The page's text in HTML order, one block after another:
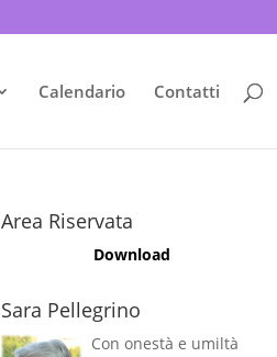
Calendario Contatti
Area Riservata
Download
Sara Pellegrino
Con onestà e umiltà